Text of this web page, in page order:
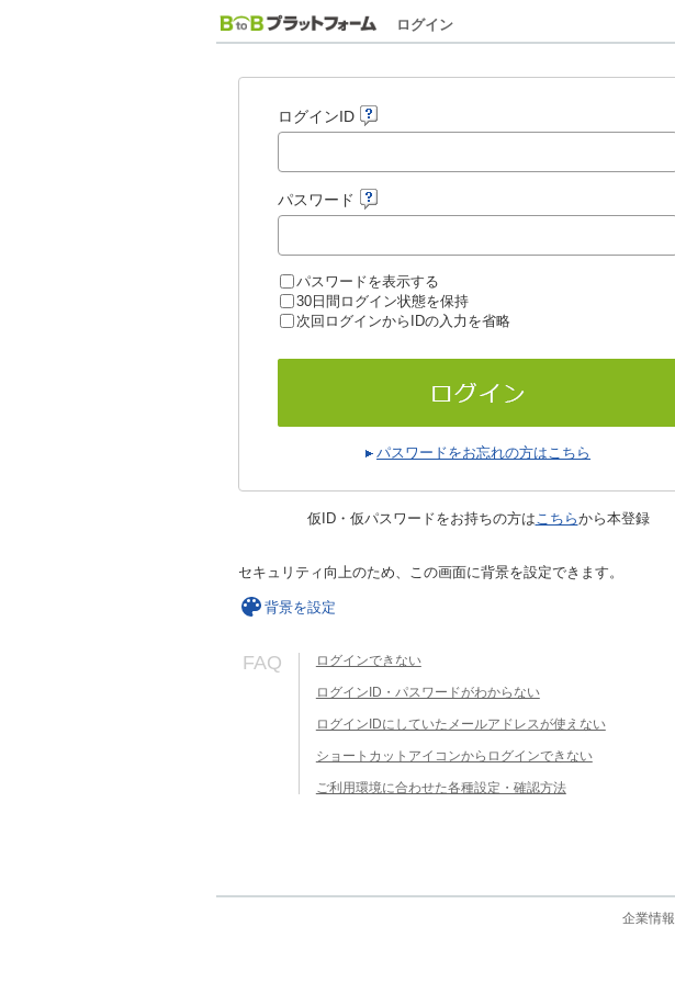
ログイン
ログインID
パスワード
パスワードを表示する
30日間ログイン状態を保持
次回ログインからIDの入力を省略
パスワードをお忘れの方はこちら
仮ID・仮パスワードをお持ちの方はこちらから本登録
セキュリティ向上のため、この画面に背景を設定できます。
背景を設定
FAQ ログインできない
ログインID・パスワードがわからない
ログインIDにしていたメールアドレスが使えない
ショートカットアイコンからログインできない
ご利用環境に合わせた各種設定・確認方法
企業情報